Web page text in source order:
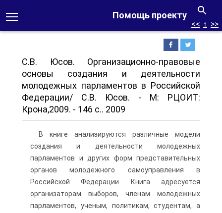
Помощь проекту
<< ↑ >>
С.В. Юсов. Организационно-правовые
основы создания и деятельности
молодежных парламентов в Российской
Федерации/ С.В. Юсов. - М: РЦОИТ:
Крона,2009. - 146 с.. 2009
В книге анализируются различные модели
создания и деятельности молодежных
парламентов и других форм представительных
органов молодежного самоуправления в
Российской Федерации. Книга адресуется
организаторам выборов, членам молодежных
парламентов, ученым, политикам, студентам, а